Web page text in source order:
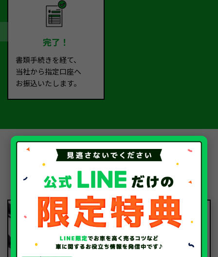
完了！
書類手続きを経て、
当社から指定口座へ
お振込いたします。
中古車・廃車・事故車のお役
立ちコラム
2026.08.06
故人の車の名義変更｜死亡から15日を
過ぎても迷わず手放す方法【行政書士
監修】